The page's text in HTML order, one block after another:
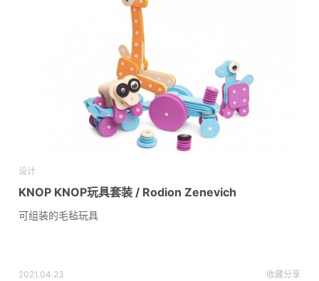
设计
KNOP KNOP玩具套装 / Rodion Zenevich
可组装的毛毡玩具
2021.04.23 收藏分享